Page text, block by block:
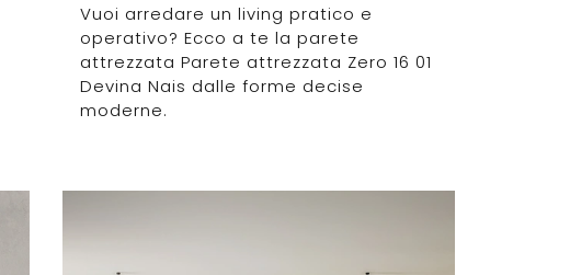
Vuoi arredare un living pratico e
operativo? Ecco a te la parete
attrezzata Parete attrezzata Zero 16 01
Devina Nais dalle forme decise
moderne.